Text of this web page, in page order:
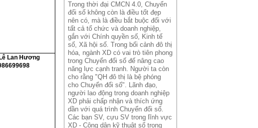
Lan Hương
Trong thời đại CMCN 4.0, Chuyển
đổi số không còn là điều tốt đẹp
nên có, mà là điều bắt buộc đối với
tất cả tổ chức và doanh nghiệp,
gắn với Chính quyền số, Kinh tế
số, Xã hội số. Trong bối cảnh đô thị
hóa, ngành XD có vai trò tiên phong
trong Chuyển đổi số đế nâng cao
năng lực cạnh tranh. Người ta còn
cho rằng "QH đô thị là bệ phóng
cho Chuyển đổi số". Lãnh đạo,
người lao động trong doanh nghiệp
XD phải chấp nhận và thích ứng
dần với quá trình Chuyển đổi số.
Các bạn SV, cựu SV trong lĩnh vực
XD - Công dân kỹ thuật số trong